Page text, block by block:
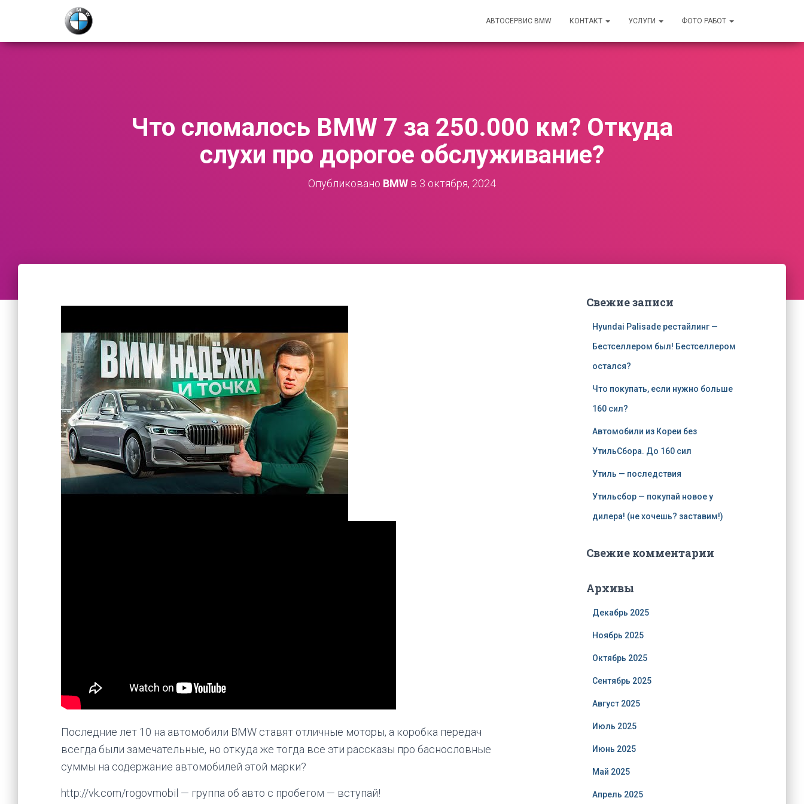
АВТОСЕРВИС BMW КОНТАКТ УСЛУГИ ФОТО РАБОТ
Что сломалось BMW 7 за 250.000 км? Откуда
слухи про дорогое обслуживание?
Опубликовано BMW в 3 октября, 2024
Последние лет 10 на автомобили BMW ставят отличные моторы, а коробка передач
всегда были замечательные, но откуда же тогда все эти рассказы про баснословные
суммы на содержание автомобилей этой марки?
http://vk.com/rogovmobil — группа об авто с пробегом — вступай!
Свежие записи
Hyundai Palisade рестайлинг —
Бестселлером был! Бестселлером
остался?
Что покупать, если нужно больше
160 сил?
Автомобили из Кореи без
УтильСбора. До 160 сил
Утиль — последствия
Утильсбор — покупай новое у
дилера! (не хочешь? заставим!)
Свежие комментарии
Архивы
Декабрь 2025
Ноябрь 2025
Октябрь 2025
Сентябрь 2025
Август 2025
Июль 2025
Июнь 2025
Май 2025
Апрель 2025